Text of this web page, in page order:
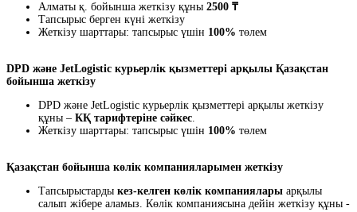
Алматы қ. бойынша жеткізу құны 2500 ₸
Тапсырыс берген күні жеткізу
Жеткізу шарттары: тапсырыс үшін 100% төлем
DPD және JetLogistic курьерлік қызметтері арқылы Қазақстан
бойынша жеткізу
DPD және JetLogistic курьерлік қызметтері арқылы жеткізу
құны – КҚ тарифтеріне сәйкес.
Жеткізу шарттары: тапсырыс үшін 100% төлем
Қазақстан бойынша көлік компанияларымен жеткізу
Тапсырыстарды кез-келген көлік компаниялары арқылы
салып жібере аламыз. Көлік компаниясына дейін жеткізу құны -